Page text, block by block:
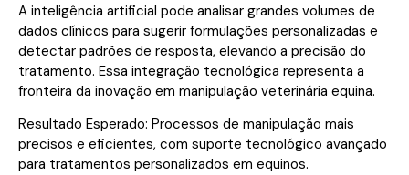
A inteligência artificial pode analisar grandes volumes de
dados clínicos para sugerir formulações personalizadas e
detectar padrões de resposta, elevando a precisão do
tratamento. Essa integração tecnológica representa a
fronteira da inovação em manipulação veterinária equina.
Resultado Esperado: Processos de manipulação mais
precisos e eficientes, com suporte tecnológico avançado
para tratamentos personalizados em equinos.